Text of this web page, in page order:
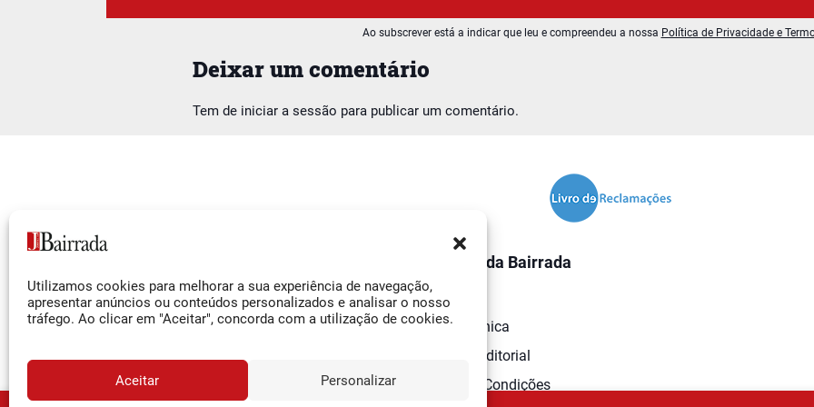
Utilizamos cookies para melhorar a sua experiência de navegação,
apresentar anúncios ou conteúdos personalizados e analisar o nosso
tráfego. Ao clicar em "Aceitar", concorda com a utilização de cookies.
Aceitar Personalizar
Deixar um comentário
Tem de iniciar a sessão para publicar um comentário.
Ao subscrever está a indicar que leu e compreendeu a nossa Política de Privacidade e
Facebook
Instagram
YouTube
O Jornal da Bairrada
Contactos
Ficha Técnica
Estatuto Editorial
Termos e Condições